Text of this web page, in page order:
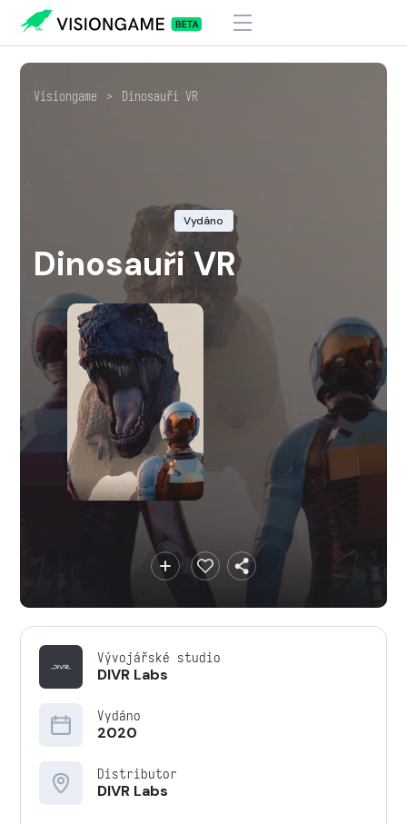
Visiongame > Dinosauři VR
Vydáno
Dinosauři VR
Vývojářské studio
DIVR Labs
Vydáno
2020
Distributor
DIVR Labs